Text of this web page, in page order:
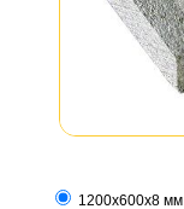
1200х600х8 мм